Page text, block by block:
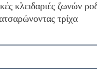
κλειδαριές
τρίχα